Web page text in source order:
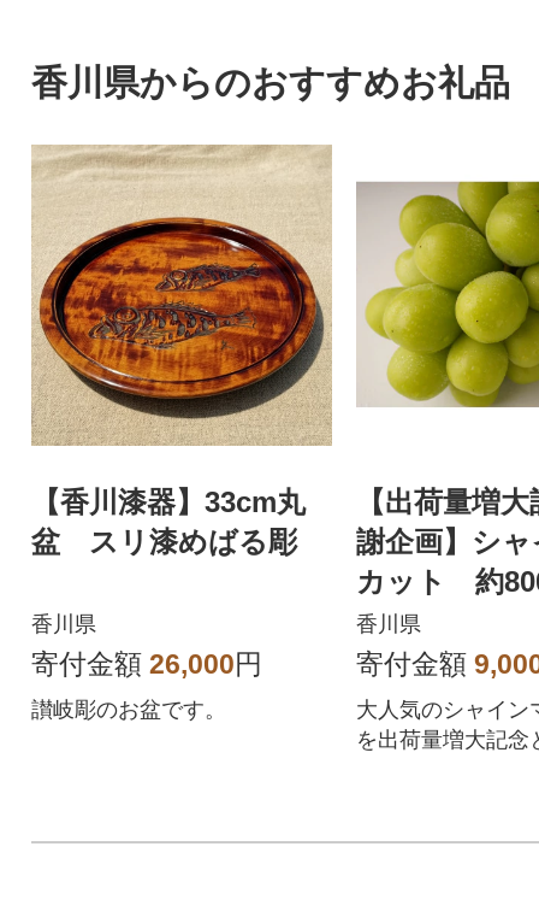
香川県からのおすすめお礼品
【香川漆器】33cm丸
盆 スリ漆めばる彫
香川県
寄付金額 26,000円
讃岐彫のお盆です。
【出荷量増
謝企画】シ
カット 約
～2房)
香川県
寄付金額
大人気のシャイン
を出荷量増大記念